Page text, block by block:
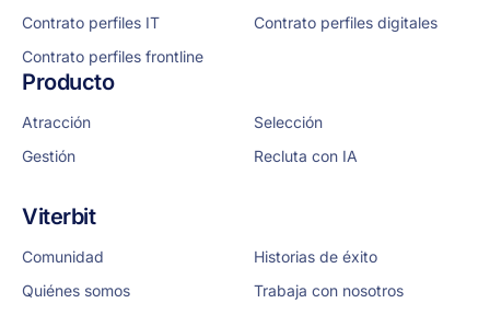
Contrato perfiles IT
Contrato perfiles digitales
Contrato perfiles frontline
Producto
Atracción
Selección
Gestión
Recluta con IA
Viterbit
Comunidad
Historias de éxito
Quiénes somos
Trabaja con nosotros